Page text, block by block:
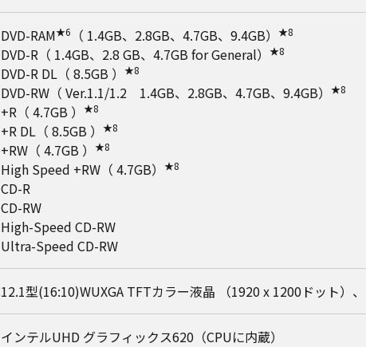
DVD-RAM★6 （ 1.4GB、2.8GB、4.7GB、9.4GB） ★8
DVD-R（ 1.4GB、2.8 GB、4.7GB for General） ★8
DVD-R DL（ 8.5GB ） ★8
DVD-RW（ Ver.1.1/1.2 1.4GB、2.8GB、4.7GB、9.4GB） ★8
+R（ 4.7GB ） ★8
+R DL（ 8.5GB ） ★8
+RW（ 4.7GB ） ★8
High Speed +RW（ 4.7GB） ★8
CD-R
CD-RW
High-Speed CD-RW
Ultra-Speed CD-RW
12.1型(16:10)WUXGA TFTカラー液晶 （1920 x 1200ドット）
インテルUHD グラフィックス620（CPUに内蔵）